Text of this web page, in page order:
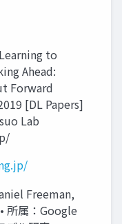
to
Ahead:
Forward
[DL Papers]
Lab
Freeman,
所属：Google